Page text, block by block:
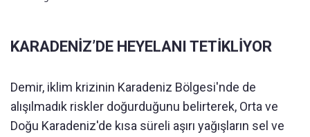
KARADENİZ’DE HEYELANI TETİKLİYOR
Demir, iklim krizinin Karadeniz Bölgesi'nde de
alışılmadık riskler doğurduğunu belirterek, Orta ve
Doğu Karadeniz'de kısa süreli aşırı yağışların sel ve